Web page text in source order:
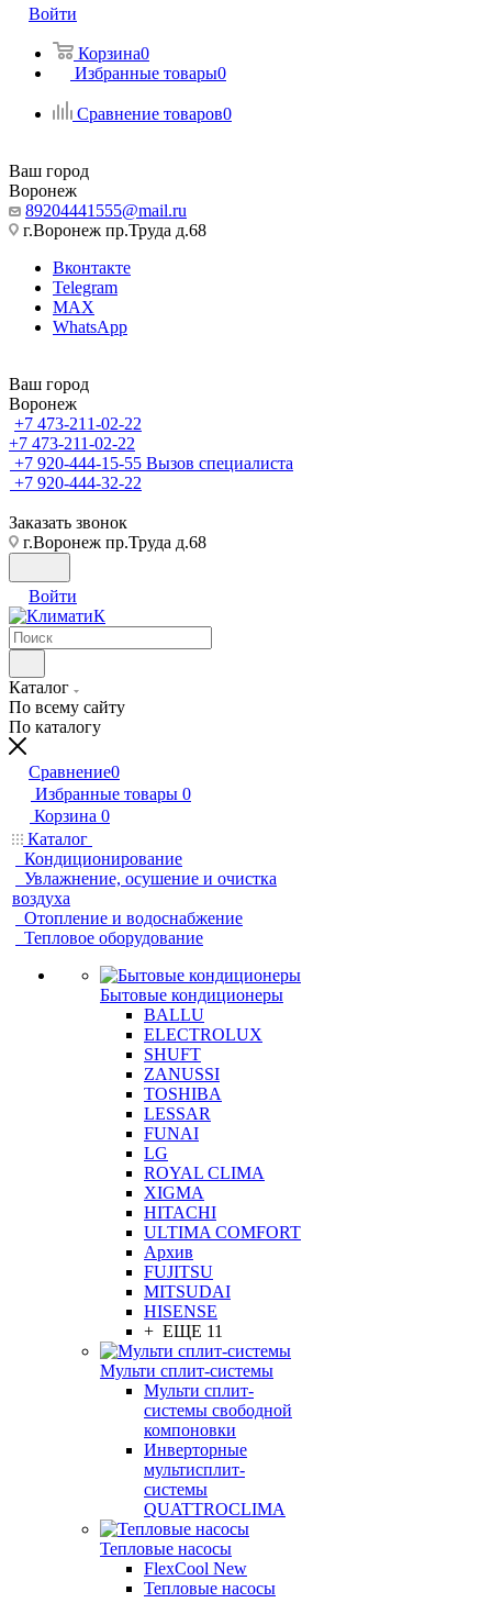
Войти
Корзина0
Избранные товары0
Сравнение товаров0
Ваш город
Воронеж
89204441555@mail.ru
г.Воронеж пр.Труда д.68
Вконтакте
Telegram
MAX
WhatsApp
Ваш город
Воронеж
+7 473-211-02-22
+7 473-211-02-22
+7 920-444-15-55 Вызов специалиста
+7 920-444-32-22
Заказать звонок
г.Воронеж пр.Труда д.68
Войти
Каталог
По всему сайту
По каталогу
Сравнение0
Избранные товары 0
Корзина 0
Каталог
Кондиционирование
Увлажнение, осушение и очистка
воздуха
Отопление и водоснабжение
Тепловое оборудование
Бытовые кондиционеры
BALLU
ELECTROLUX
SHUFT
ZANUSSI
TOSHIBA
LESSAR
FUNAI
LG
ROYAL CLIMA
XIGMA
HITACHI
ULTIMA COMFORT
Архив
FUJITSU
MITSUDAI
HISENSE
+ ЕЩЕ 11
Мульти сплит-системы
Мульти сплит-
системы свободной
компоновки
Инверторные
мультисплит-
системы
QUATTROCLIMA
Тепловые насосы
FlexCool New
Тепловые насосы